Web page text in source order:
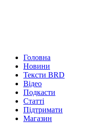
Головна
Новини
Тексти BRD
Відео
Подкасти
Статті
Підтримати
Магазин